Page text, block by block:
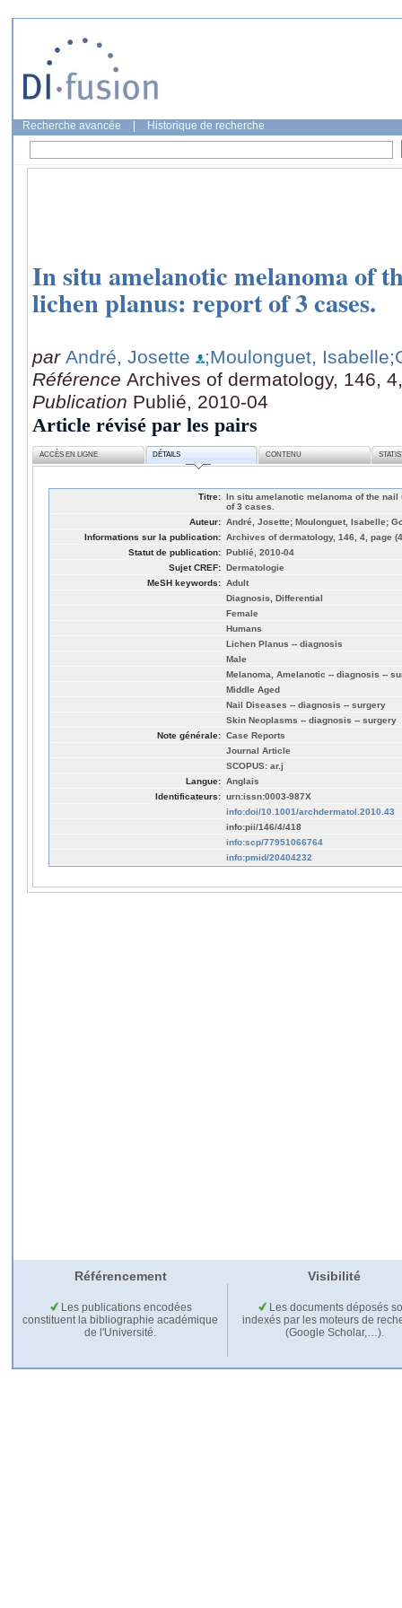
Recherche avancée Historique de recherche
In situ amelanotic melanoma of
lichen planus: report of 3 cases.
par André, Josette ;Moulonguet, Isabelle
Référence Archives of dermatology, 146,
Publication Publié, 2010-04
Article révisé par les pairs
ACCÈS EN LIGNE DÉTAILS CONTENU
Titre: In situ amelanotic melanoma of the
of 3 cases.
Auteur: André, Josette; Moulonguet, Isabelle;
Informations sur la publication: Archives of dermatology, 146, 4, page
Statut de publication: Publié, 2010-04
Sujet CREF: Dermatologie
MeSH keywords: Adult
Diagnosis, Differential
Female
Humans
Lichen Planus -- diagnosis
Male
Melanoma, Amelanotic -- diagnosis --
Middle Aged
Nail Diseases -- diagnosis -- surgery
Skin Neoplasms -- diagnosis -- surgery
Note générale: Case Reports
Journal Article
SCOPUS: ar.j
Langue: Anglais
Identificateurs: urn:issn:0003-987X
info:doi/10.1001/archdermatol.2010.43
info:pii/146/4/418
info:scp/77951066764
info:pmid/20404232
Référencement Visibilité
Les publications encodées
constituent la bibliographie académique
de l'Université.
Les documents déposés
indexés par les moteurs de
(Google Scholar,…).